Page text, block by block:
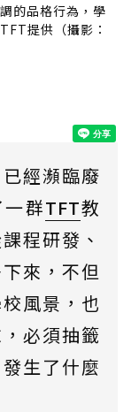
的品格行為，學
提供（攝影：
經瀕臨廢
群TFT教
程研發、
來，不但
風景，也
必須抽籤
生了什麼